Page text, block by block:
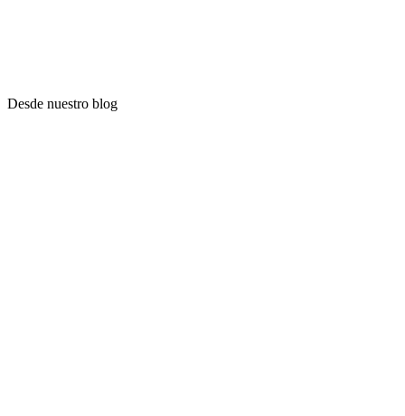
Desde nuestro blog